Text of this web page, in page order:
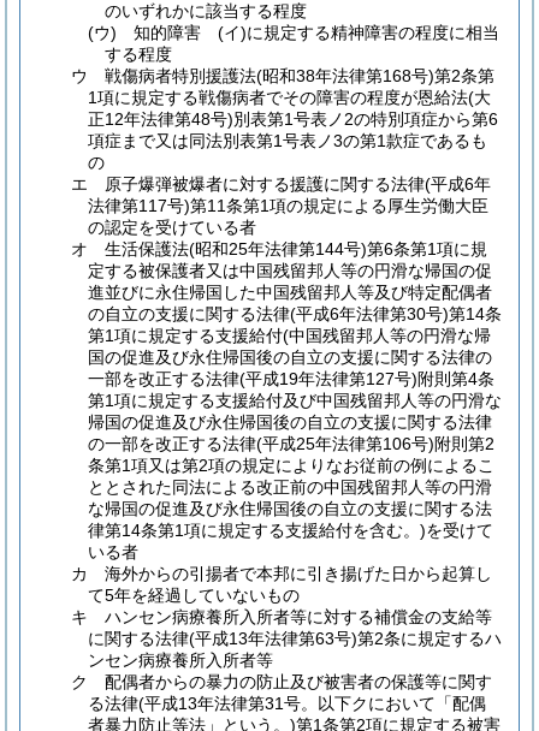
のいずれかに該当する程度
(ウ)
知的障害(イ)に規定する精神障害の程度に相当
する程度
ウ
戦傷病者特別援護法(昭和38年法律第168号)第2条第
1項に規定する戦傷病者でその障害の程度が恩給法(大
正12年法律第48号)別表第1号表ノ2の特別項症から第6
項症まで又は同法別表第1号表ノ3の第1款症であるも
の
エ
原子爆弾被爆者に対する援護に関する法律(平成6年
法律第117号)第11条第1項の規定による厚生労働大臣
の認定を受けている者
オ
生活保護法(昭和25年法律第144号)第6条第1項に規
定する被保護者又は中国残留邦人等の円滑な帰国の促
進並びに永住帰国した中国残留邦人等及び特定配偶者
の自立の支援に関する法律(平成6年法律第30号)第14条
第1項に規定する支援給付(中国残留邦人等の円滑な帰
国の促進及び永住帰国後の自立の支援に関する法律の
一部を改正する法律(平成19年法律第127号)附則第4条
第1項に規定する支援給付及び中国残留邦人等の円滑な
帰国の促進及び永住帰国後の自立の支援に関する法律
の一部を改正する法律(平成25年法律第106号)附則第2
条第1項又は第2項の規定によりなお従前の例によるこ
ととされた同法による改正前の中国残留邦人等の円滑
な帰国の促進及び永住帰国後の自立の支援に関する法
律第14条第1項に規定する支援給付を含む。)を受けて
いる者
カ
海外からの引揚者で本邦に引き揚げた日から起算し
て5年を経過していないもの
キ
ハンセン病療養所入所者等に対する補償金の支給等
に関する法律(平成13年法律第63号)第2条に規定するハ
ンセン病療養所入所者等
ク
配偶者からの暴力の防止及び被害者の保護等に関す
る法律(平成13年法律第31号。以下クにおいて「配偶
者暴力防止等法」という。)第1条第2項に規定する被害